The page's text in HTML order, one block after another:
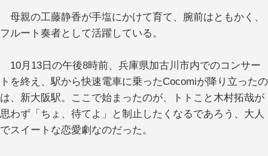
母親の工藤静香が手塩にかけて育て、腕前はともかく、
フルート奏者として活躍している。
10月13日の午後8時前、兵庫県加古川市内でのコンサー
トを終え、駅から快速電車に乗ったCocomiが降り立ったの
は、新大阪駅。ここで始まったのが、トトこと木村拓哉が
思わず「ちょ、待てよ」と制止したくなるであろう、大人
でスイートな恋愛劇なのだった。